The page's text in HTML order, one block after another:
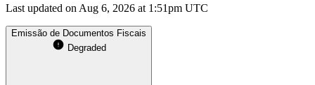
Last updated on Aug 6, 2026 at 1:51pm UTC
Emissão de Documentos Fiscais
Degraded